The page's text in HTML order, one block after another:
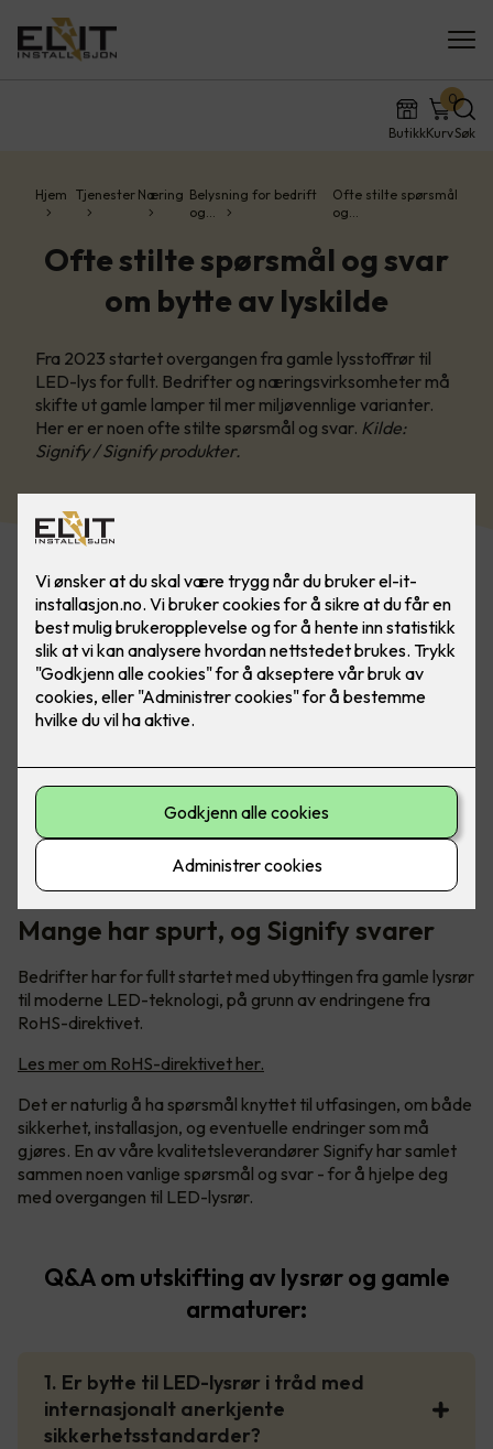
ButikkKurv
0
Søk
Hjem Tjenester Næring Belysning for bedrift
og…
Ofte stilte spørsmål
og…
Ofte stilte spørsmål og svar
om bytte av lyskilde
Fra 2023 startet overgangen fra gamle lysstoffrør til
LED-lys for fullt. Bedrifter og næringsvirksomheter må
skifte ut gamle lamper til mer miljøvennlige varianter.
Her er er noen ofte stilte spørsmål og svar. Kilde:
Signify / Signify produkter.
Utskifting av lysrør - hva har dette å si for din bedrift?
Mange har spurt, og Signify svarer
Bedrifter har for fullt startet med ubyttingen fra gamle lysrør
til moderne LED-teknologi, på grunn av endringene fra
RoHS-direktivet.
Les mer om RoHS-direktivet her.
Det er naturlig å ha spørsmål knyttet til utfasingen, om både
sikkerhet, installasjon, og eventuelle endringer som må
gjøres. En av våre kvalitetsleverandører Signify har samlet
sammen noen vanlige spørsmål og svar - for å hjelpe deg
med overgangen til LED-lysrør.
Q&A om utskifting av lysrør og gamle
armaturer:
1. Er bytte til LED-lysrør i tråd med
internasjonalt anerkjente
sikkerhetsstandarder?